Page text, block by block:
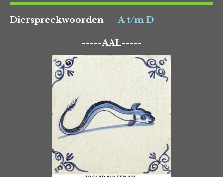
Dierspreekwoorden A t/m D
-----AAL-----